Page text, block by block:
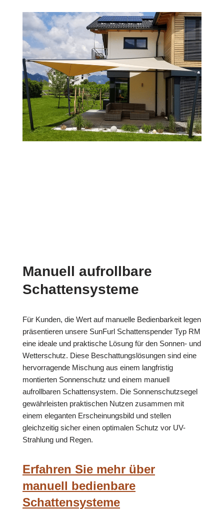
Manuell aufrollbare
Schattensysteme
Für Kunden, die Wert auf manuelle Bedienbarkeit legen
präsentieren unsere SunFurl Schattenspender Typ RM
eine ideale und praktische Lösung für den Sonnen- und
Wetterschutz. Diese Beschattungslösungen sind eine
hervorragende Mischung aus einem langfristig
montierten Sonnenschutz und einem manuell
aufrollbaren Schattensystem. Die Sonnenschutzsegel
gewährleisten praktischen Nutzen zusammen mit
einem eleganten Erscheinungsbild und stellen
gleichzeitig sicher einen optimalen Schutz vor UV-
Strahlung und Regen.
Erfahren Sie mehr über
manuell bedienbare
Schattensysteme